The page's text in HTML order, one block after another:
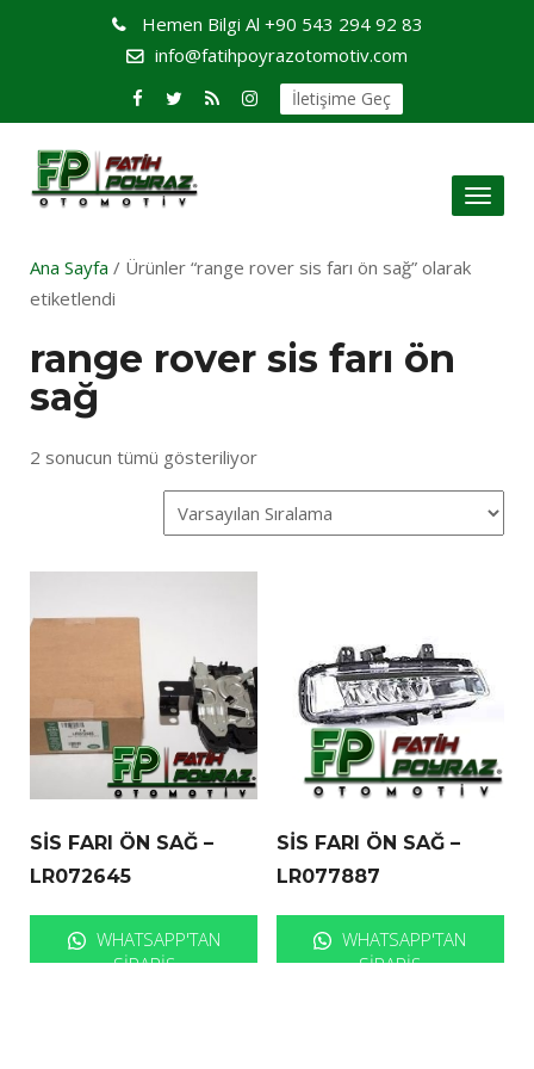
Hemen Bilgi Al +90 543 294 92 83
info@fatihpoyrazotomotiv.com
İletişime Geç
Toggle
Ana Sayfa / Ürünler “range rover sis farı ön sağ” olarak
etiketlendi
range rover sis farı ön
sağ
2 sonucun tümü gösteriliyor
SİS FARI ÖN SAĞ –
LR072645
WHATSAPP'TAN
SIPARIŞ
SİS FARI ÖN SAĞ –
LR077887
WHATSAPP'TAN
SIPARIŞ